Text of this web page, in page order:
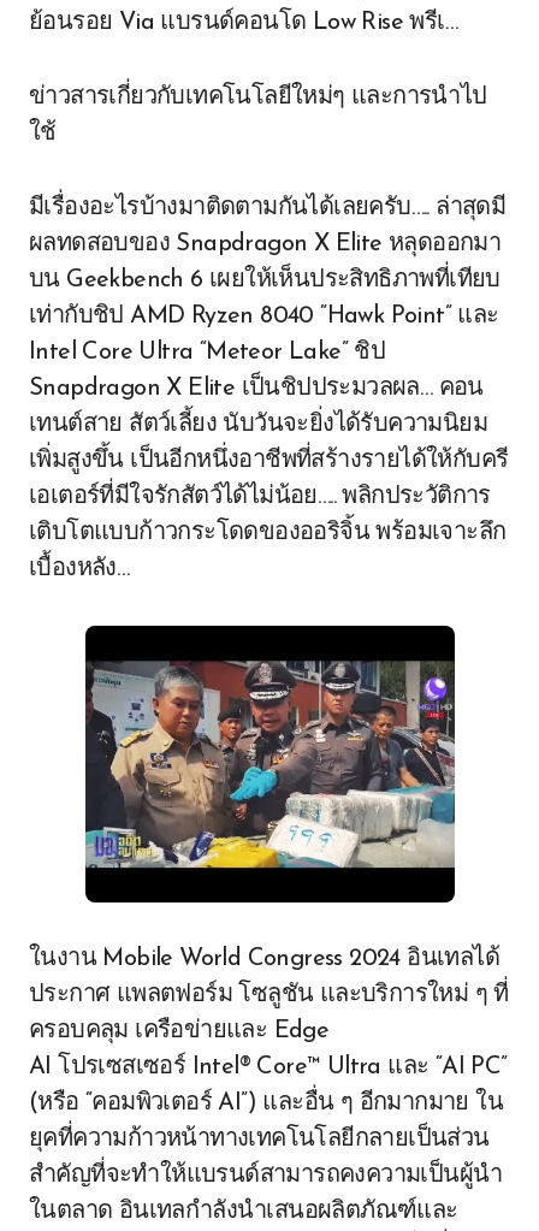
ย้อนรอย Via แบรนด์คอนโด Low Rise พรีเ…
ข่าวสารเกี่ยวกับเทคโนโลยีใหม่ๆ และการนำไป
ใช้
มีเรื่องอะไรบ้างมาติดตามกันได้เลยครับ….. ล่าสุดมี
ผลทดสอบของ Snapdragon X Elite หลุดออกมา
บน Geekbench 6 เผยให้เห็นประสิทธิภาพที่เทียบ
เท่ากับชิป AMD Ryzen 8040 “Hawk Point” และ
Intel Core Ultra “Meteor Lake” ชิป
Snapdragon X Elite เป็นชิปประมวลผล… คอน
เทนต์สาย สัตว์เลี้ยง นับวันจะยิ่งได้รับความนิยม
เพิ่มสูงขึ้น เป็นอีกหนึ่งอาชีพที่สร้างรายได้ให้กับครี
เอเตอร์ที่มีใจรักสัตว์ได้ไม่น้อย….. พลิกประวัติการ
เติบโตแบบก้าวกระโดดของออริจิ้น พร้อมเจาะลึก
เบื้องหลัง…
ในงาน Mobile World Congress 2024 อินเทลได้
ประกาศ แพลตฟอร์ม โซลูชัน และบริการใหม่ ๆ ที่
ครอบคลุม เครือข่ายและ Edge
AI โปรเซสเซอร์ Intel® Core™ Ultra และ “AI PC”
(หรือ “คอมพิวเตอร์ AI”) และอื่น ๆ อีกมากมาย ใน
ยุคที่ความก้าวหน้าทางเทคโนโลยีกลายเป็นส่วน
สำคัญที่จะทำให้แบรนด์สามารถคงความเป็นผู้นำ
ในตลาด อินเทลกำลังนำเสนอผลิตภัณฑ์และ